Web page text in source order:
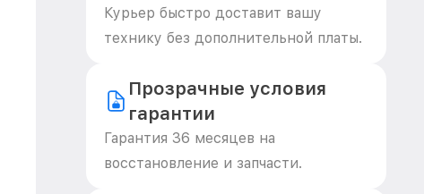
Курьер быстро доставит вашу
технику без дополнительной платы.
Прозрачные условия
гарантии
Гарантия 36 месяцев на
восстановление и запчасти.